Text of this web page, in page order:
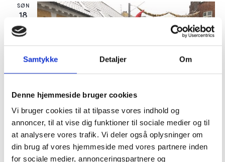
Samtykke Detaljer Om
Denne hjemmeside bruger cookies
Vi bruger cookies til at tilpasse vores indhold og
annoncer, til at vise dig funktioner til sociale medier og til
at analysere vores trafik. Vi deler også oplysninger om
din brug af vores hjemmeside med vores partnere inden
for sociale medier, annonceringspartnere og
SØN
18
18 dec, 2022 kl.11:00- 15:00